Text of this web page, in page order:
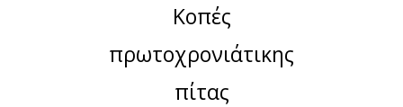
Κοπές
πρωτοχρονιάτικης
πίτας